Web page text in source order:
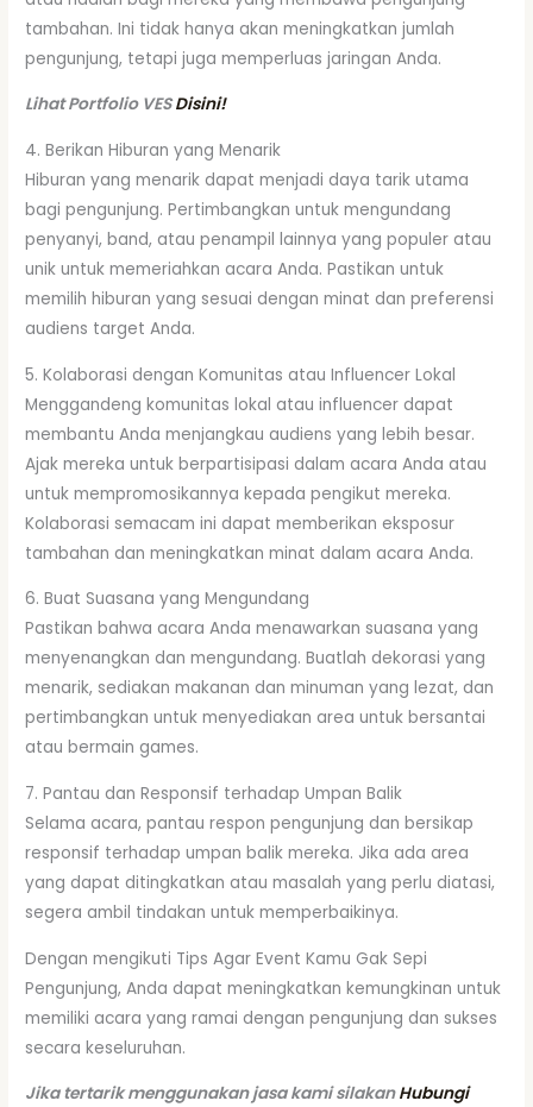
tambahan. Ini tidak hanya akan meningkatkan jumlah
pengunjung, tetapi juga memperluas jaringan Anda.
Lihat Portfolio VESDisini!
4. Berikan Hiburan yang Menarik
Hiburan yang menarik dapat menjadi daya tarik utama
bagi pengunjung. Pertimbangkan untuk mengundang
penyanyi, band, atau penampil lainnya yang populer atau
unik untuk memeriahkan acara Anda. Pastikan untuk
memilih hiburan yang sesuai dengan minat dan preferensi
audiens target Anda.
5. Kolaborasi dengan Komunitas atau Influencer Lokal
Menggandeng komunitas lokal atau influencer dapat
membantu Anda menjangkau audiens yang lebih besar.
Ajak mereka untuk berpartisipasi dalam acara Anda atau
untuk mempromosikannya kepada pengikut mereka.
Kolaborasi semacam ini dapat memberikan eksposur
tambahan dan meningkatkan minat dalam acara Anda.
6. Buat Suasana yang Mengundang
Pastikan bahwa acara Anda menawarkan suasana yang
menyenangkan dan mengundang. Buatlah dekorasi yang
menarik, sediakan makanan dan minuman yang lezat, dan
pertimbangkan untuk menyediakan area untuk bersantai
atau bermain games.
7. Pantau dan Responsif terhadap Umpan Balik
Selama acara, pantau respon pengunjung dan bersikap
responsif terhadap umpan balik mereka. Jika ada area
yang dapat ditingkatkan atau masalah yang perlu diatasi,
segera ambil tindakan untuk memperbaikinya.
Dengan mengikuti Tips Agar Event Kamu Gak Sepi
Pengunjung, Anda dapat meningkatkan kemungkinan untuk
memiliki acara yang ramai dengan pengunjung dan sukses
secara keseluruhan.
Jika tertarik menggunakan jasa kami silakanHubungi